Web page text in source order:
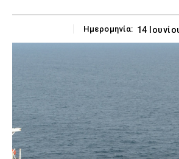
Ημερομηνία: 14